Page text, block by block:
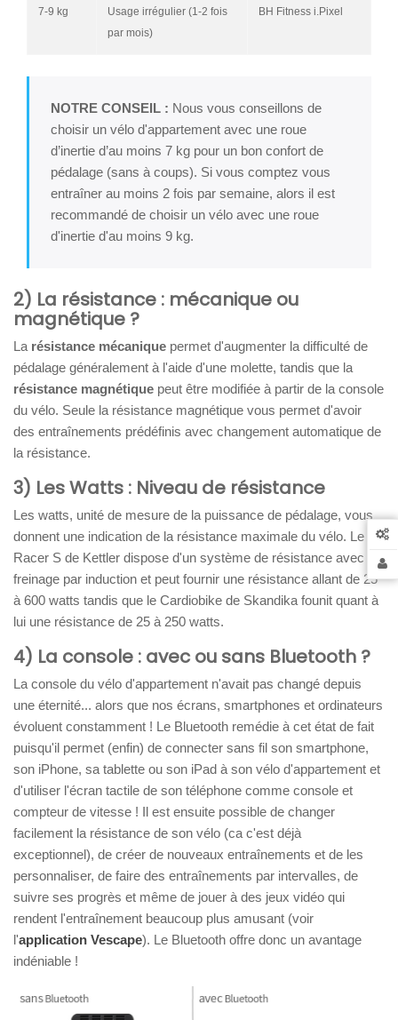
7-9 kg
Usage irrégulier (1-2 fois
par mois)
BH Fitness i.Pixel
NOTRE CONSEIL : Nous vous conseillons de
choisir un vélo d'appartement avec une roue
d’inertie d’au moins 7 kg pour un bon confort de
pédalage (sans à coups). Si vous comptez vous
entraîner au moins 2 fois par semaine, alors il est
recommandé de choisir un vélo avec une roue
d'inertie d'au moins 9 kg.
2) La résistance : mécanique ou
magnétique ?
La résistance mécanique permet d'augmenter la difficulté de
pédalage généralement à l'aide d'une molette, tandis que la
résistance magnétique peut être modifiée à partir de la console
du vélo. Seule la résistance magnétique vous permet d'avoir
des entraînements prédéfinis avec changement automatique de
la résistance.
3) Les Watts : Niveau de résistance
Les watts, unité de mesure de la puissance de pédalage, vous
donnent une indication de la résistance maximale du vélo. Le
Racer S de Kettler dispose d'un système de résistance avec
freinage par induction et peut fournir une résistance allant de 25
à 600 watts tandis que le Cardiobike de Skandika founit quant à
lui une résistance de 25 à 250 watts.
4) La console : avec ou sans Bluetooth ?
La console du vélo d'appartement n'avait pas changé depuis
une éternité... alors que nos écrans, smartphones et ordinateurs
évoluent constamment ! Le Bluetooth remédie à cet état de fait
puisqu'il permet (enfin) de connecter sans fil son smartphone,
son iPhone, sa tablette ou son iPad à son vélo d'appartement et
d'utiliser l'écran tactile de son téléphone comme console et
compteur de vitesse ! Il est ensuite possible de changer
facilement la résistance de son vélo (ca c'est déjà
exceptionnel), de créer de nouveaux entraînements et de les
personnaliser, de faire des entraînements par intervalles, de
suivre ses progrès et même de jouer à des jeux vidéo qui
rendent l'entraînement beaucoup plus amusant (voir
l'application Vescape). Le Bluetooth offre donc un avantage
indéniable !